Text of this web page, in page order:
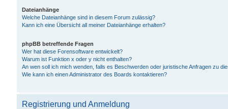
Dateianhänge
Welche Dateianhänge sind in diesem Forum zulässig?
Kann ich eine Übersicht all meiner Dateianhänge erhalten?
phpBB betreffende Fragen
Wer hat diese Forensoftware entwickelt?
Warum ist Funktion x oder y nicht enthalten?
An wen soll ich mich wenden, falls es Beschwerden oder juristische Anfragen zu
Wie kann ich einen Administrator des Boards kontaktieren?
Registrierung und Anmeldung